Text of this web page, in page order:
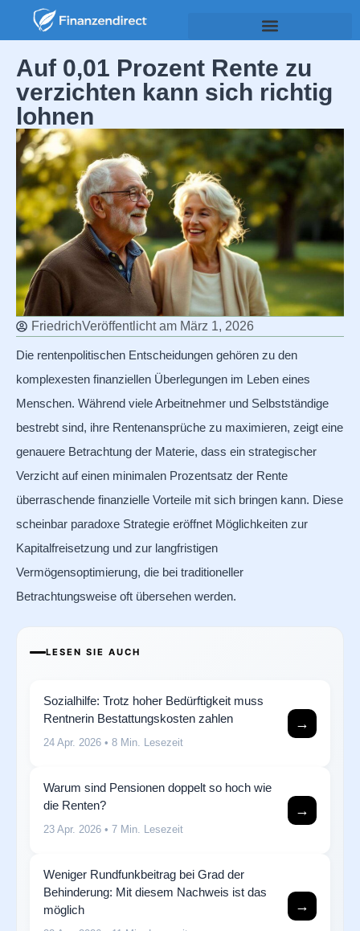
Auf 0,01 Prozent Rente zu
verzichten kann sich richtig
lohnen
FriedrichVeröffentlicht am März 1, 2026
Die rentenpolitischen Entscheidungen gehören zu den
komplexesten finanziellen Überlegungen im Leben eines
Menschen. Während viele Arbeitnehmer und Selbstständige
bestrebt sind, ihre Rentenansprüche zu maximieren, zeigt eine
genauere Betrachtung der Materie, dass ein strategischer
Verzicht auf einen minimalen Prozentsatz der Rente
überraschende finanzielle Vorteile mit sich bringen kann. Diese
scheinbar paradoxe Strategie eröffnet Möglichkeiten zur
Kapitalfreisetzung und zur langfristigen
Vermögensoptimierung, die bei traditioneller
Betrachtungsweise oft übersehen werden.
LESEN SIE AUCH
Sozialhilfe: Trotz hoher Bedürftigkeit muss
Rentnerin Bestattungskosten zahlen
24 Apr. 2026 • 8 Min. Lesezeit
→
Warum sind Pensionen doppelt so hoch wie
die Renten?
23 Apr. 2026 • 7 Min. Lesezeit
→
Weniger Rundfunkbeitrag bei Grad der
Behinderung: Mit diesem Nachweis ist das
möglich
→